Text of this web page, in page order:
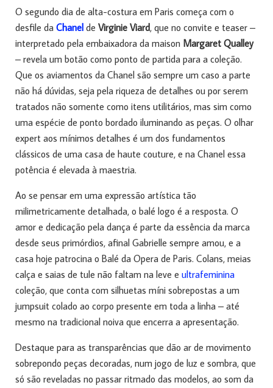
O segundo dia de alta-costura em Paris começa com o
desfile da Chanel de Virginie Viard, que no convite e teaser –
interpretado pela embaixadora da maison Margaret Qualley
– revela um botão como ponto de partida para a coleção.
Que os aviamentos da Chanel são sempre um caso a parte
não há dúvidas, seja pela riqueza de detalhes ou por serem
tratados não somente como itens utilitários, mas sim como
uma espécie de ponto bordado iluminando as peças. O olhar
expert aos mínimos detalhes é um dos fundamentos
clássicos de uma casa de haute couture, e na Chanel essa
potência é elevada à maestria.
Ao se pensar em uma expressão artística tão
milimetricamente detalhada, o balé logo é a resposta. O
amor e dedicação pela dança é parte da essência da marca
desde seus primórdios, afinal Gabrielle sempre amou, e a
casa hoje patrocina o Balé da Opera de Paris. Colans, meias
calça e saias de tule não faltam na leve e ultrafeminina
coleção, que conta com silhuetas míni sobrepostas a um
jumpsuit colado ao corpo presente em toda a linha – até
mesmo na tradicional noiva que encerra a apresentação.
Destaque para as transparências que dão ar de movimento
sobrepondo peças decoradas, num jogo de luz e sombra, que
só são reveladas no passar ritmado das modelos, ao som da